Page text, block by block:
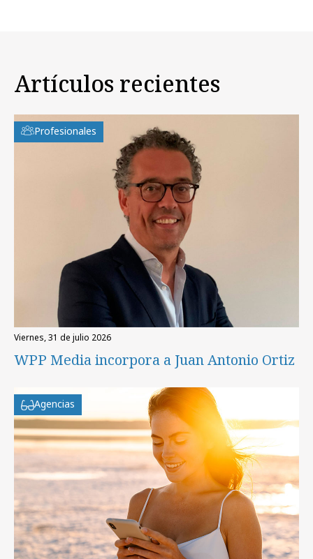
Artículos recientes
Profesionales
viernes, 31 de julio 2026
WPP Media incorpora a Juan Antonio Ortiz
Agencias